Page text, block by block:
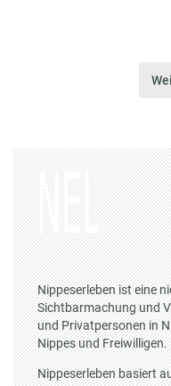
Nippeserleben ist eine
Sichtbarmachung und
und Privatpersonen in
Nippes und Freiwilligen.
Nippeserleben basiert